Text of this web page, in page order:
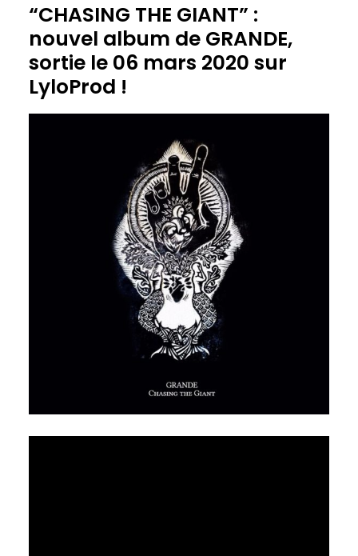
“CHASING THE GIANT” :
nouvel album de GRANDE,
sortie le 06 mars 2020 sur
LyloProd !